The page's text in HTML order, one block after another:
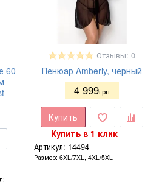
60-
Отзывы: 0
Пенюар Amberly, черный
4 999грн
Купить
Купить в 1 клик
Артикул: 14494
Размер 6XL/7XL, 4XL/5XL